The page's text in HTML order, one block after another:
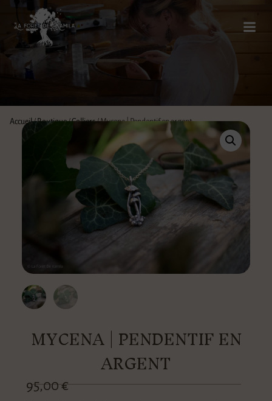
Accueil/Boutique/Colliers/ Mycena | Pendentif en argent
MYCENA | PENDENTIF EN
ARGENT
95,00€